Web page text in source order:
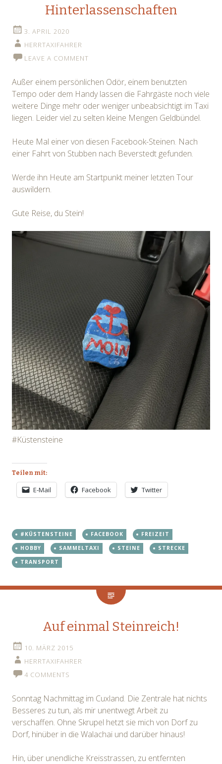
Hinterlassenschaften
3. APRIL 2020
HERRTAXIFAHRER
LEAVE A COMMENT
Außer einem persönlichen Odör, einem benutzten
Tempo oder dem Handy lassen die Fahrgäste noch viele
weitere Dinge mehr oder weniger unbeabsichtigt im Taxi
liegen. Leider viel zu selten kleine Mengen Geldbündel.
Heute Mal einer von diesen Facebook-Steinen. Nach
einer Fahrt von Stubben nach Beverstedt gefunden.
Werde ihn Heute am Startpunkt meiner letzten Tour
auswildern.
Gute Reise, du Stein!
#Küstensteine
Teilen mit:
E-Mail Facebook Twitter
#KÜSTENSTEINE FACEBOOK
FREIZEIT
HOBBY
SAMMELTAXI STEINE
STRECKE
TRANSPORT
Auf einmal Steinreich!
10. MÄRZ 2015
HERRTAXIFAHRER
4 COMMENTS
Sonntag Nachmittag im Cuxland. Die Zentrale hat nichts
Besseres zu tun, als mir unentwegt Arbeit zu
verschaffen. Ohne Skrupel hetzt sie mich von Dorf zu
Dorf, hinüber in die Walachai und darüber hinaus!
Hin, über unendliche Kreisstrassen, zu entfernten